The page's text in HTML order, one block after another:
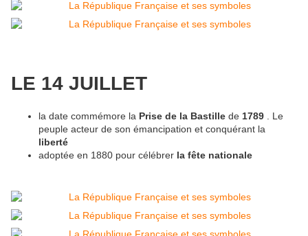
LE 14 JUILLET
la date commémore la Prise de la Bastille de 1789 . Le
peuple acteur de son émancipation et conquérant la
liberté
adoptée en 1880 pour célébrer la fête nationale